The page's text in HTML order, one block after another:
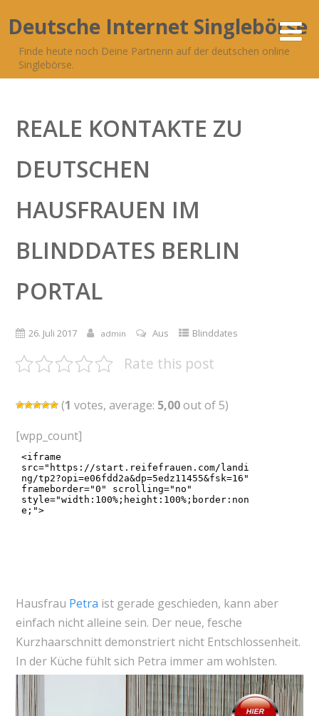
Deutsche Internet Singlebörse
Finde heute noch Deine Partnerin auf der deutschen online
Singlebörse.
REALE KONTAKTE ZU
DEUTSCHEN
HAUSFRAUEN IM
BLINDDATES BERLIN
PORTAL
26. Juli 2017 admin Aus Blinddates
Rate this post
(1 votes, average: 5,00out of 5)
[wpp_count]
Hausfrau Petra ist gerade geschieden, kann aber
einfach nicht alleine sein. Der neue, fesche
Kurzhaarschnitt demonstriert nicht Entschlossenheit.
In der Küche fühlt sich Petra immer am wohlsten.